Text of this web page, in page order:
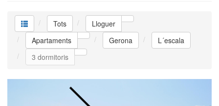
Tots
Lloguer
Apartaments
Gerona
L´escala
3 dormitoris